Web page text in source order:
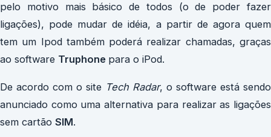
pelo motivo mais básico de todos (o de poder fazer
ligações), pode mudar de idéia, a partir de agora quem
tem um Ipod também poderá realizar chamadas, graças
ao software Truphone para o iPod.
De acordo com o site Tech Radar, o software está sendo
anunciado como uma alternativa para realizar as ligações
sem cartão SIM.